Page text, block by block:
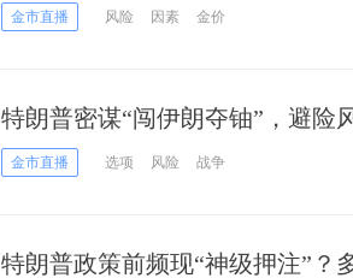
金市直播 风险 因素 金价
特朗普密谋“闯伊朗夺铀”，避险
大地震
金市直播 选项 风险 战争
特朗普政策前频现“神级押注”？